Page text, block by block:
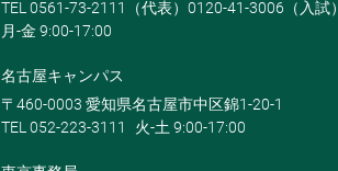
TEL 0561-73-2111（代表）0120-41-3006（入試）
月-金 9:00-17:00
名古屋キャンパス
〒460-0003 愛知県名古屋市中区錦1-20-1
TEL 052-223-3111
火-土 9:00-17:00